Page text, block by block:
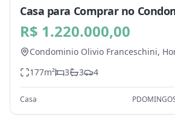
Casa para Comprar no
Franceschini, Hortolandia - SP
R$ 1.220.000,00
Condominio Olivio Franceschini,
177m² 3 3 4
Casa